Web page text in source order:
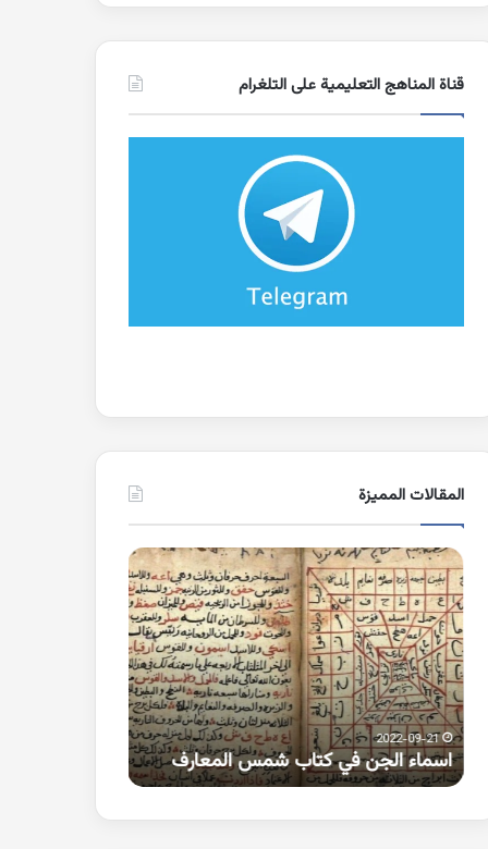
قناة المناهج التعليمية على التلغرام
المقالات المميزة
اسماء
الجن
في
كتاب
شمس
المعارف
2022-09-21
اسماء الجن في كتاب شمس المعارف
كلمات
بها
همزة
متطرفة
على
الواو